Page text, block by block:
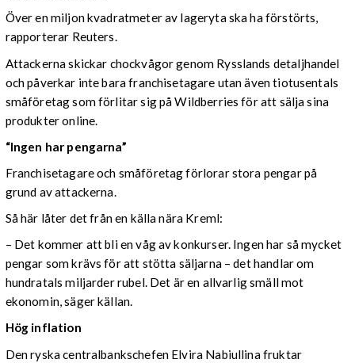
Över en miljon kvadratmeter av lageryta ska ha förstörts,
rapporterar Reuters.
Attackerna skickar chockvågor genom Rysslands detaljhandel
och påverkar inte bara franchisetagare utan även tiotusentals
småföretag som förlitar sig på Wildberries för att sälja sina
produkter online.
“Ingen har pengarna”
Franchisetagare och småföretag förlorar stora pengar på
grund av attackerna.
Så här låter det från en källa nära Kreml:
– Det kommer att bli en våg av konkurser. Ingen har så mycket
pengar som krävs för att stötta säljarna – det handlar om
hundratals miljarder rubel. Det är en allvarlig smäll mot
ekonomin, säger källan.
Hög inflation
Den ryska centralbankschefen Elvira Nabiullina fruktar